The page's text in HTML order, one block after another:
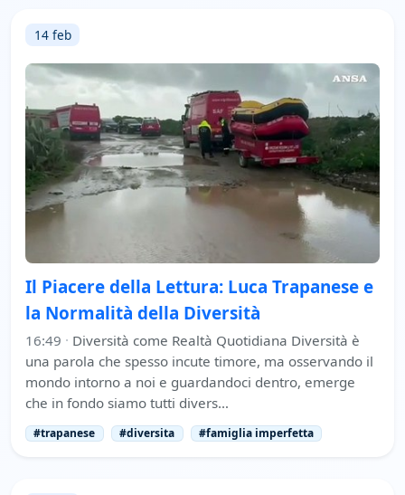
14 feb
Il Piacere della Lettura: Luca Trapanese e
la Normalità della Diversità
16:49 · Diversità come Realtà Quotidiana Diversità è
una parola che spesso incute timore, ma osservando il
mondo intorno a noi e guardandoci dentro, emerge
che in fondo siamo tutti divers…
#trapanese #diversita #famiglia imperfetta